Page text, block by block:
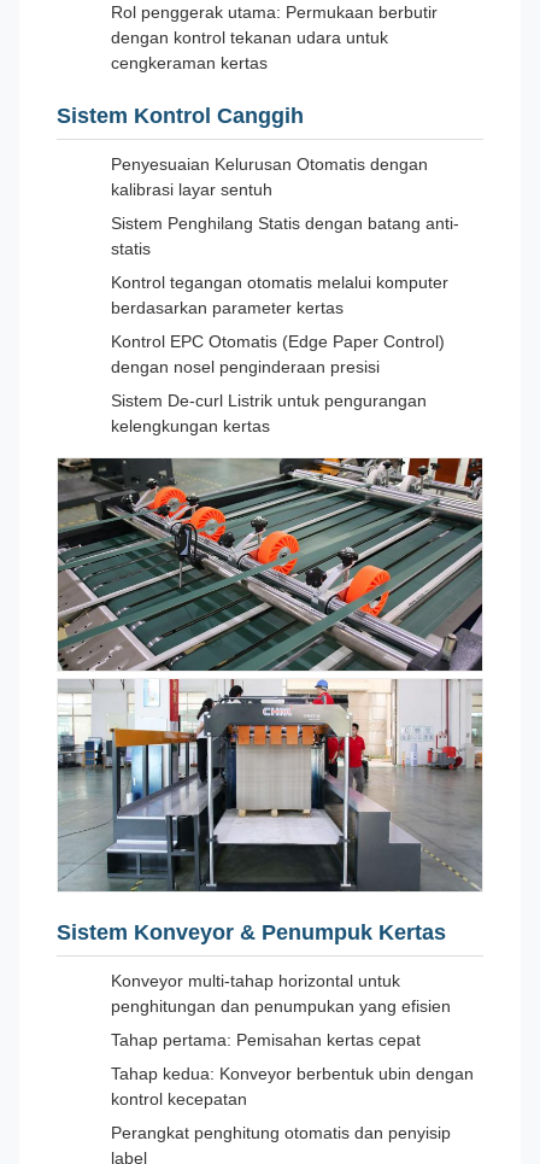
Rol penggerak utama: Permukaan berbutir
dengan kontrol tekanan udara untuk
cengkeraman kertas
Sistem Kontrol Canggih
Penyesuaian Kelurusan Otomatis dengan
kalibrasi layar sentuh
Sistem Penghilang Statis dengan batang anti-
statis
Kontrol tegangan otomatis melalui komputer
berdasarkan parameter kertas
Kontrol EPC Otomatis (Edge Paper Control)
dengan nosel penginderaan presisi
Sistem De-curl Listrik untuk pengurangan
kelengkungan kertas
Sistem Konveyor & Penumpuk Kertas
Konveyor multi-tahap horizontal untuk
penghitungan dan penumpukan yang efisien
Tahap pertama: Pemisahan kertas cepat
Tahap kedua: Konveyor berbentuk ubin dengan
kontrol kecepatan
Perangkat penghitung otomatis dan penyisip
label